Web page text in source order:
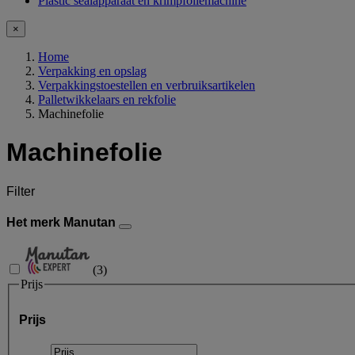
×
Home
Verpakking en opslag
Verpakkingstoestellen en verbruiksartikelen
Palletwikkelaars en rekfolie
Machinefolie
Machinefolie
Filter
Het merk Manutan
(3)
Prijs
Prijs